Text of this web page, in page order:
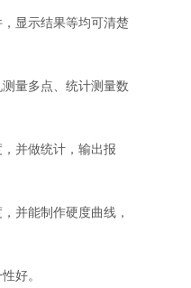
显示结果等均可清楚
量多点、统计测量数
并做统计，输出报
并能制作硬度曲线，
好。